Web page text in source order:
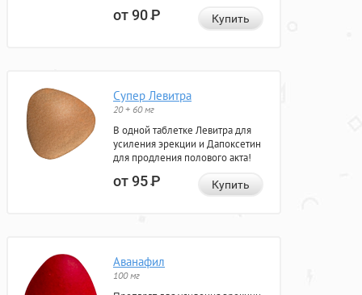
от 90Р Купить
Супер Левитра
20 + 60 мг
В одной таблетке Левитра для
усиления эрекции и Дапоксетин
для продления полового акта!
от 95Р Купить
Аванафил
100 мг